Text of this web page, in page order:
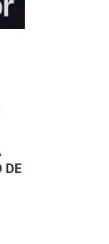
DE